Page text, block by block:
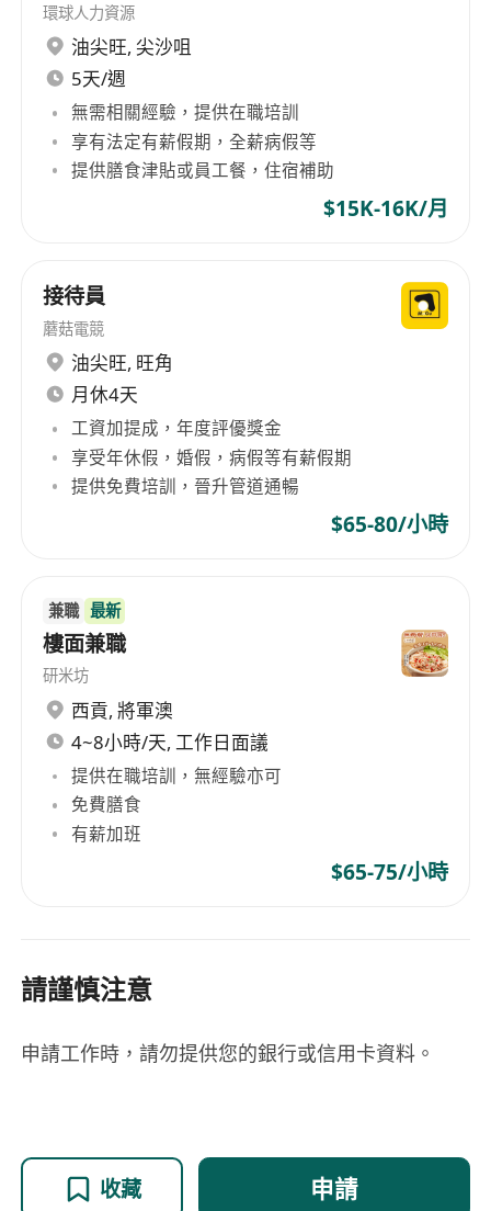
環球人力資源
油尖旺, 尖沙咀
5天/週
無需相關經驗，提供在職培訓
享有法定有薪假期，全薪病假等
提供膳食津貼或員工餐，住宿補助
$15K-16K/月
接待員
蘑菇電競
油尖旺, 旺角
月休4天
工資加提成，年度評優獎金
享受年休假，婚假，病假等有薪假期
提供免費培訓，晉升管道通暢
$65-80/小時
兼職 最新
樓面兼職
研米坊
西貢, 將軍澳
4~8小時/天, 工作日面議
提供在職培訓，無經驗亦可
免費膳食
有薪加班
$65-75/小時
請謹慎注意
申請工作時，請勿提供您的銀行或信用卡資料。
收藏 申請